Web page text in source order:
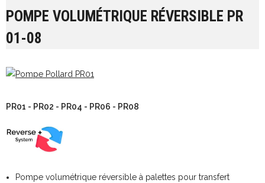
POMPE VOLUMÉTRIQUE RÉVERSIBLE PR
01-08
PR01 - PR02 - PR04 - PR06 - PR08
Pompe volumétrique réversible à palettes pour transfert